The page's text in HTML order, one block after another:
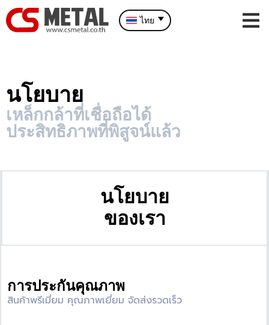
ไทย
นโยบาย
เหล็กกล้าที่เชื่อถือได้
ประสิทธิภาพที่พิสูจน์แล้ว
นโยบาย
ของเรา
การประกันคุณภาพ
สินค้าพรีเมี่ยม คุณภาพเยี่ยม จัดส่งรวดเร็ว